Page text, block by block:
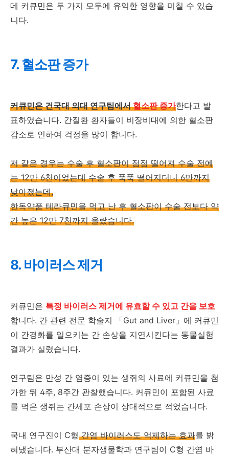
데 커큐민은 두 가지 모두에 유익한 영향을 미칠 수 있습
니다.
7. 혈소판 증가
커큐민은 건국대 의대 연구팀에서혈소판 증가한다고 발
표하였습니다. 간질환 환자들이 비장비대에 의한 혈소판
감소로 인하여 걱정을 많이 합니다.
저 같은 경우는 수술 후 혈소판이 점점 떨어져 수술 전에
는 12만 6천이었는데 수술 후 푹푹 떨어지더니 6만까지
낮아졌는데,
한독약품 테라큐민을 먹고 난 후 혈소판이 수술 전보다 약
간 높은 12만 7천까지 올랐습니다.
8. 바이러스 제거
커큐민은 특정 바이러스 제거에 유효할 수 있고 간을 보호
합니다. 간 관련 전문 학술지 「Gut and Liver」에 커큐민
이 간경화를 일으키는 간 손상을 지연시킨다는 동물실험
결과가 실렸습니다.
연구팀은 만성 간 염증이 있는 생쥐의 사료에 커큐민을 첨
가한 뒤 4주, 8주간 관찰했습니다. 커큐민이 포함된 사료
를 먹은 생쥐는 간세포 손상이 상대적으로 적었습니다.
국내 연구진이 C형간염 바이러스도 억제하는 효과를 밝
혀냈습니다. 부산대 분자생물학과 연구팀이 C형 간염 바